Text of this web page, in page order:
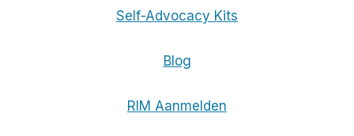
Self-Advocacy Kits
Blog
RIM Aanmelden